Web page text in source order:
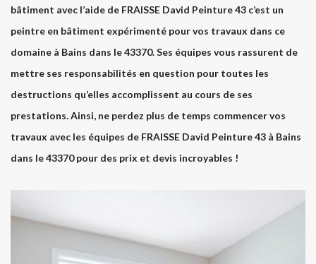
bâtiment avec l’aide de FRAISSE David Peinture 43 c’est un
peintre en bâtiment expérimenté pour vos travaux dans ce
domaine à Bains dans le 43370. Ses équipes vous rassurent de
mettre ses responsabilités en question pour toutes les
destructions qu’elles accomplissent au cours de ses
prestations. Ainsi, ne perdez plus de temps commencer vos
travaux avec les équipes de FRAISSE David Peinture 43 à Bains
dans le 43370 pour des prix et devis incroyables !